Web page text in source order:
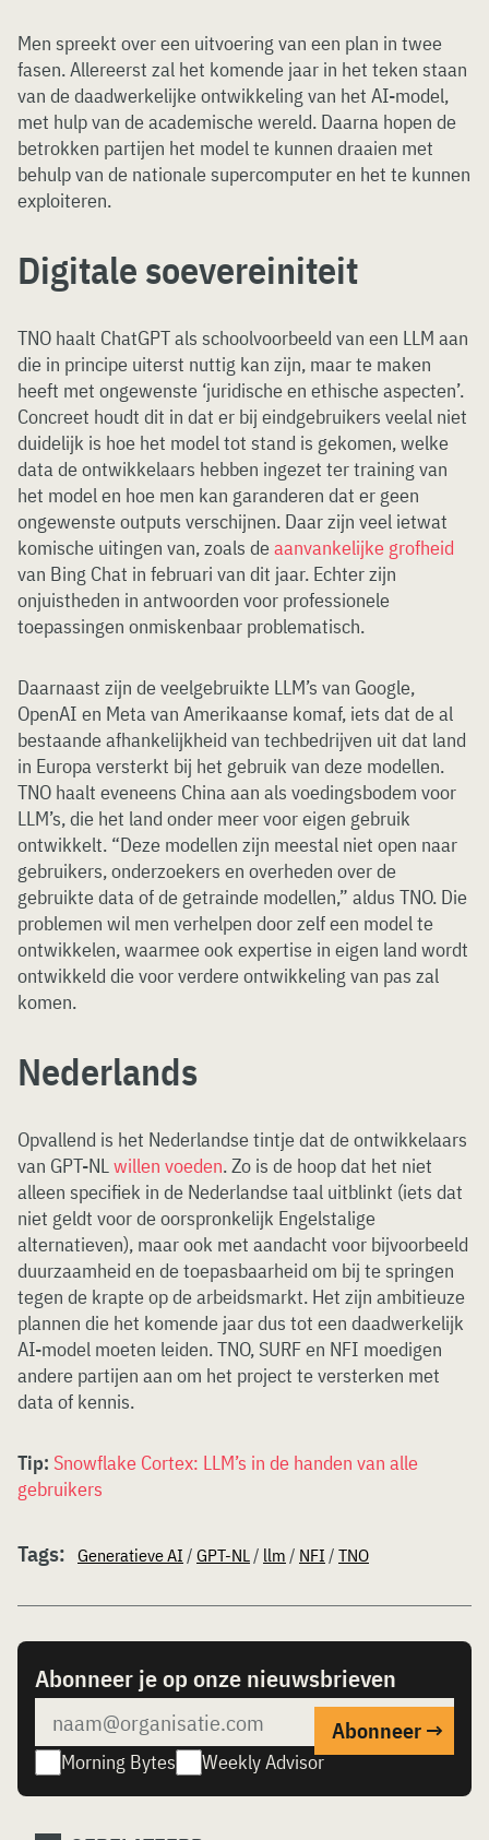
Men spreekt over een uitvoering van een plan in twee
fasen. Allereerst zal het komende jaar in het teken staan
van de daadwerkelijke ontwikkeling van het AI-model,
met hulp van de academische wereld. Daarna hopen de
betrokken partijen het model te kunnen draaien met
behulp van de nationale supercomputer en het te kunnen
exploiteren.
Digitale soevereiniteit
TNO haalt ChatGPT als schoolvoorbeeld van een LLM aan
die in principe uiterst nuttig kan zijn, maar te maken
heeft met ongewenste ‘juridische en ethische aspecten’.
Concreet houdt dit in dat er bij eindgebruikers veelal niet
duidelijk is hoe het model tot stand is gekomen, welke
data de ontwikkelaars hebben ingezet ter training van
het model en hoe men kan garanderen dat er geen
ongewenste outputs verschijnen. Daar zijn veel ietwat
komische uitingen van, zoals deaanvankelijke grofheid
van Bing Chat in februari van dit jaar. Echter zijn
onjuistheden in antwoorden voor professionele
toepassingen onmiskenbaar problematisch.
Daarnaast zijn de veelgebruikte LLM’s van Google,
OpenAI en Meta van Amerikaanse komaf, iets dat de al
bestaande afhankelijkheid van techbedrijven uit dat land
in Europa versterkt bij het gebruik van deze modellen.
TNO haalt eveneens China aan als voedingsbodem voor
LLM’s, die het land onder meer voor eigen gebruik
ontwikkelt. “Deze modellen zijn meestal niet open naar
gebruikers, onderzoekers en overheden over de
gebruikte data of de getrainde modellen,” aldus TNO. Die
problemen wil men verhelpen door zelf een model te
ontwikkelen, waarmee ook expertise in eigen land wordt
ontwikkeld die voor verdere ontwikkeling van pas zal
komen.
Nederlands
Opvallend is het Nederlandse tintje dat de ontwikkelaars
van GPT-NLwillen voeden. Zo is de hoop dat het niet
alleen specifiek in de Nederlandse taal uitblinkt (iets dat
niet geldt voor de oorspronkelijk Engelstalige
alternatieven), maar ook met aandacht voor bijvoorbeeld
duurzaamheid en de toepasbaarheid om bij te springen
tegen de krapte op de arbeidsmarkt. Het zijn ambitieuze
plannen die het komende jaar dus tot een daadwerkelijk
AI-model moeten leiden. TNO, SURF en NFI moedigen
andere partijen aan om het project te versterken met
data of kennis.
Tip: Snowflake Cortex: LLM’s in de handen van alle
gebruikers
Tags: Generatieve AI / GPT-NL/ llm / NFI / TNO
Abonneer je op onze nieuwsbrieven
Morning Bytes Weekly Advisor